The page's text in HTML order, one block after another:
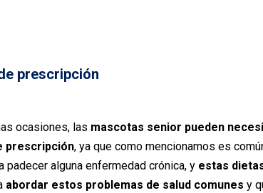
prescripción
ocasiones, las mascotas senior pueden
prescripción, ya que como mencionamos es
padecer alguna enfermedad crónica, y estas
abordar estos problemas de salud comunes y